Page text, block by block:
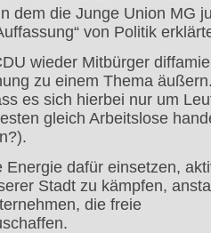
dem die Junge Union MG
von Politik
wieder Mitbürger
zu einem Thema
es sich hierbei nur um
gleich Arbeitslose
Energie dafür einsetzen,
Stadt zu kämpfen,
die freie